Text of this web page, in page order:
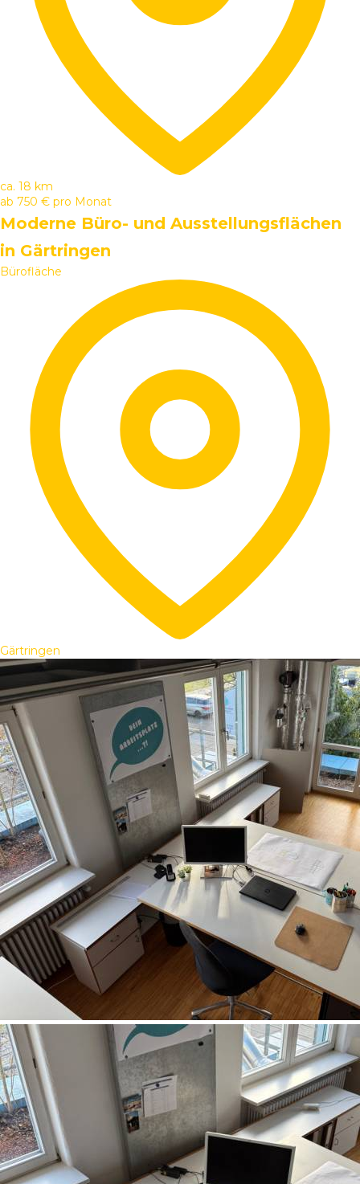
ca. 18 km
ab 750 € pro Monat
Moderne Büro- und Ausstellungsflächen
in Gärtringen
Bürofläche
Gärtringen